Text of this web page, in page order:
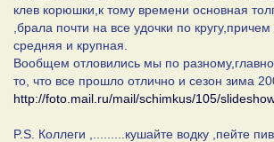
клев корюшки,к тому времени основная
,брала почти на все удочки по
средняя и крупная.
Вообщем отловились мы по
то, что все прошло отлично и сезон зима
http://foto.mail.ru/mail/schimkus/105/
P.S. Коллеги ,.........кушайте водку ,пейте